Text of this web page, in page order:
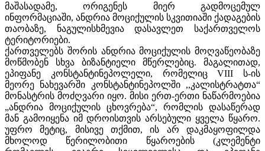
მაშასადამე, ორიგენეს მიერ გადმოცემულ
ინფორმაციაში, ანდრია მოციქულის სკვითიაში ქადაგების
თაობაზე, ნაგულისხმევია დასავლეთ საქართველოს
ტერიტორიები.
ქართველებს შორის ანდრია მოციქულის მოღვაწეობაზე
მოწმობენ სხვა ბიზანტიელი მწერლებიც. მაგალითად,
ეპიფანე კონსტანტინეპოლელი, რომელიც VIII ს-ის
მეორე ნახევარში კონსტანტინეპოლში ,,კალისტრატთა“
მონასტრის მოძღვარი იყო. მისი ერთ-ერთი ნაწარმოებია
„ანდრია მოციქულის ცხოვრება“, რომლის დასაწერად
მან გამოიყენა იმ დროისთვის არსებული ყველა წყარო.
უფრო მეტიც, მისივე თქმით, ის არ დაკმაყოფილდა
მხოლოდ წერილობითი წყაროების (კლემენტი